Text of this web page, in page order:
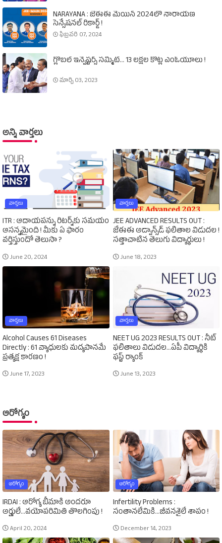
NARAYANA : జేఈఈ మెయిన్‌ 2024లో నారాయణ
సెన్సేషనల్‌ రికార్డ్‌ !
ఫిబ్రవరి 07, 2024
గ్లోబల్‌ ఇన్వెష్టర్స్‌ సమ్మిట్‌... 13 లక్షల కోట్ల ఎంఓయూలు !
మార్చి 03, 2023
అన్ని వార్తలు
వార్తలు
ITR : ఆదాయపన్ను రిటర్న్‌కు సమయం
ఆసన్నమైంది ! మీకు ఏ ఫారం
వర్తిస్తుందో తెలుసా ?
June 20, 2024
వార్తలు
JEE ADVANCED RESULTS OUT :
జేఈఈ అడ్వాన్స్‌డ్‌ ఫలితాల విడుదల !
సత్తాచాటిన తెలుగు విద్యార్థులు !
June 18, 2023
వార్తలు
Alcohol Causes 61 Diseases
Directly : 61 వ్యాధులకు మద్యపానమే
ప్రత్యక్ష కారణం !
June 17, 2023
వార్తలు
NEET UG 2023 RESULTS OUT : నీట్‌
ఫలితాలు విడుదల...ఏపీ విద్యార్థికి
ఫస్ట్‌ ర్యాంక్‌
June 13, 2023
ఆరోగ్యం
ఆరోగ్యం
IRDAI : ఆరోగ్య బీమాకి అందరూ
అర్హులే...వయోపరిమితి తొలగింపు !
April 20, 2024
ఆరోగ్యం
Infertility Problems :
సంతానలేమికి...జీవనశైలే శాపం !
December 14, 2023